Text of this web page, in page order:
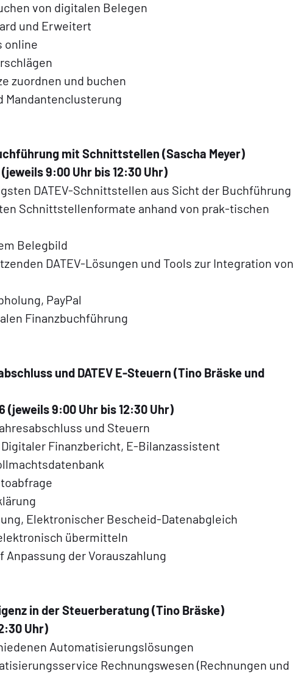
von digitalen Belegen
und Erweitert
online
zuordnen und buchen
Mandantenclusterung
mit Schnittstellen (Sascha Meyer)
(jeweils 9:00 Uhr bis 12:30 Uhr)
DATEV-Schnittstellen aus Sicht der Buchführung
Schnittstellenformate anhand von prak-tischen
Belegbild
DATEV-Lösungen und Tools zur Integration von
PayPal
Finanzbuchführung
und DATEV E-Steuern (Tino Bräske und
(jeweils 9:00 Uhr bis 12:30 Uhr)
und Steuern
Finanzbericht, E-Bilanzassistent
Elektronischer Bescheid-Datenabgleich
übermitteln
Anpassung der Vorauszahlung
in der Steuerberatung (Tino Bräske)
Uhr)
Automatisierungslösungen
Rechnungswesen (Rechnungen und